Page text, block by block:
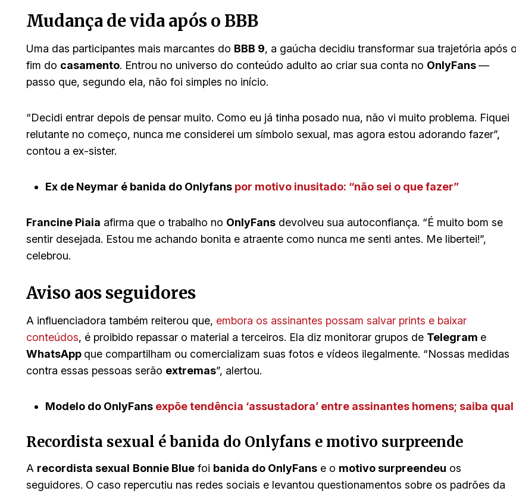
Mudança de vida após o BBB
Uma das participantes mais marcantes do BBB 9, a gaúcha decidiu transformar sua trajetória após o
fim do casamento. Entrou no universo do conteúdo adulto ao criar sua conta no OnlyFans—
passo que, segundo ela, não foi simples no início.
“Decidi entrar depois de pensar muito. Como eu já tinha posado nua, não vi muito problema. Fiquei
relutante no começo, nunca me considerei um símbolo sexual, mas agora estou adorando fazer”,
contou a ex-sister.
Ex de Neymar é banida do Onlyfans por motivo inusitado: “não sei o que fazer”
Francine Piaia afirma que o trabalho no OnlyFans devolveu sua autoconfiança. “É muito bom se
sentir desejada. Estou me achando bonita e atraente como nunca me senti antes. Me libertei!”,
celebrou.
Aviso aos seguidores
A influenciadora também reiterou que, embora os assinantes possam salvar prints e baixar
conteúdos, é proibido repassar o material a terceiros. Ela diz monitorar grupos de Telegram e
WhatsApp que compartilham ou comercializam suas fotos e vídeos ilegalmente. “Nossas medidas
contra essas pessoas serão extremas”, alertou.
Modelo do OnlyFans expõe tendência ‘assustadora’ entre assinantes homens; saiba qual
Recordista sexual é banida do Onlyfans e motivo surpreende
A recordista sexual Bonnie Blue foi banida do OnlyFans e o motivo surpreendeu os
seguidores. O caso repercutiu nas redes sociais e levantou questionamentos sobre os padrões da